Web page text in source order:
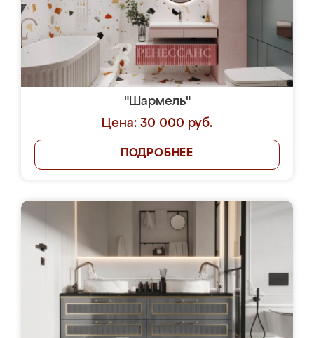
"Шармель"
Цена: 30 000 руб.
ПОДРОБНЕЕ